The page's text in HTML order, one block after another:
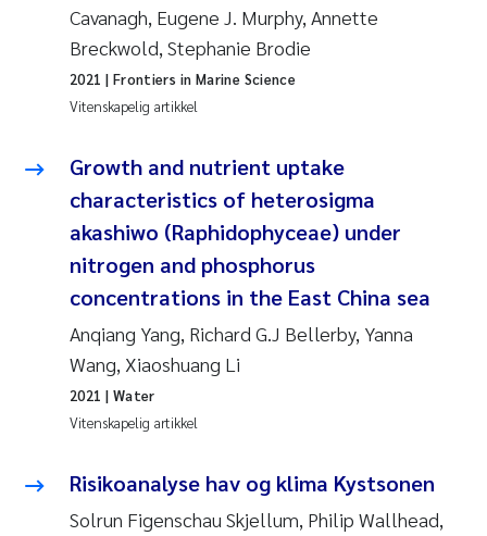
Cavanagh, Eugene J. Murphy, Annette
Breckwold, Stephanie Brodie
Vitenskapelig artikkel
2021 | Frontiers in Marine Science
Growth and nutrient uptake
characteristics of heterosigma
akashiwo (Raphidophyceae) under
nitrogen and phosphorus
concentrations in the East China sea
Anqiang Yang, Richard G.J Bellerby, Yanna
Wang, Xiaoshuang Li
Vitenskapelig artikkel
2021 | Water
Risikoanalyse hav og klima Kystsonen
Solrun Figenschau Skjellum, Philip Wallhead,